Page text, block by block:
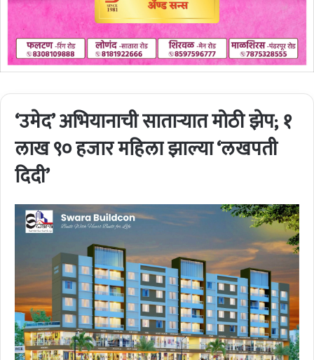
‘उमेद’ अभियानाची साताऱ्यात मोठी झेप; १
लाख ९० हजार महिला झाल्या ‘लखपती
दिदी’